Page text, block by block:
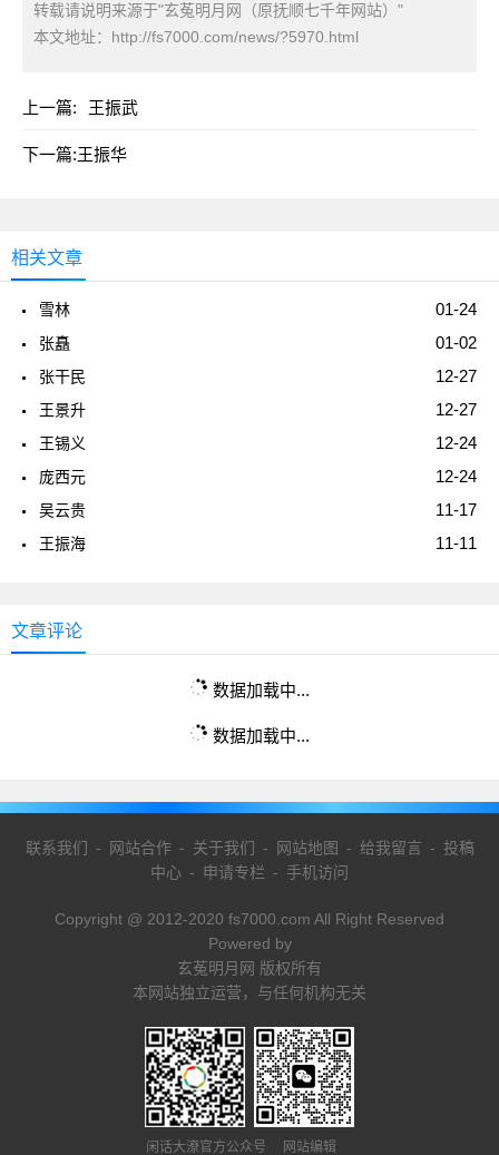
转载请说明来源于"玄菟明月网（原抚顺七千年网站）"
本文地址： http://fs7000.com/news/?5970.html
上一篇: 王振武
下一篇:王振华
相关文章
01-24
雪林
01-02
张矗
12-27
张干民
12-27
王景升
12-24
王锡义
12-24
庞西元
11-17
吴云贵
11-11
王振海
文章评论
数据加载中...
数据加载中...
联系我们 - 网站合作- 关于我们 - 网站地图 - 给我留言 - 投稿
中心 - 申请专栏 - 手机访问
Copyright @ 2012-2020 fs7000.com All Right Reserved
Powered by
玄菟明月网 版权所有
本网站独立运营，与任何机构无关
闲话大潦官方公众号 网站编辑